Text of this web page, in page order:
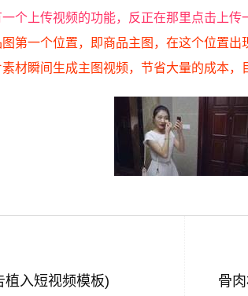
个上传视频的功能，反正在那里点击上传
第一个位置，即商品主图，在这个位置
材瞬间生成主图视频，节省大量的成本，
植入短视频模板) 骨